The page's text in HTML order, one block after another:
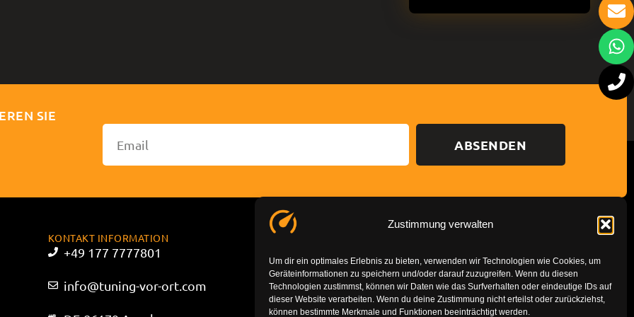
Zustimmung verwalten
Um dir ein optimales Erlebnis zu bieten, verwenden wir Technologien wie Cookies, um
Geräteinformationen zu speichern und/oder darauf zuzugreifen. Wenn du diesen
Technologien zustimmst, können wir Daten wie das Surfverhalten oder eindeutige IDs auf
dieser Website verarbeiten. Wenn du deine Zustimmung nicht erteilst oder zurückziehst,
können bestimmte Merkmale und Funktionen beeinträchtigt werden.
SIE
ABSENDEN
KONTAKT INFORMATION
+49 177 7777801
info@tuning-vor-ort.com